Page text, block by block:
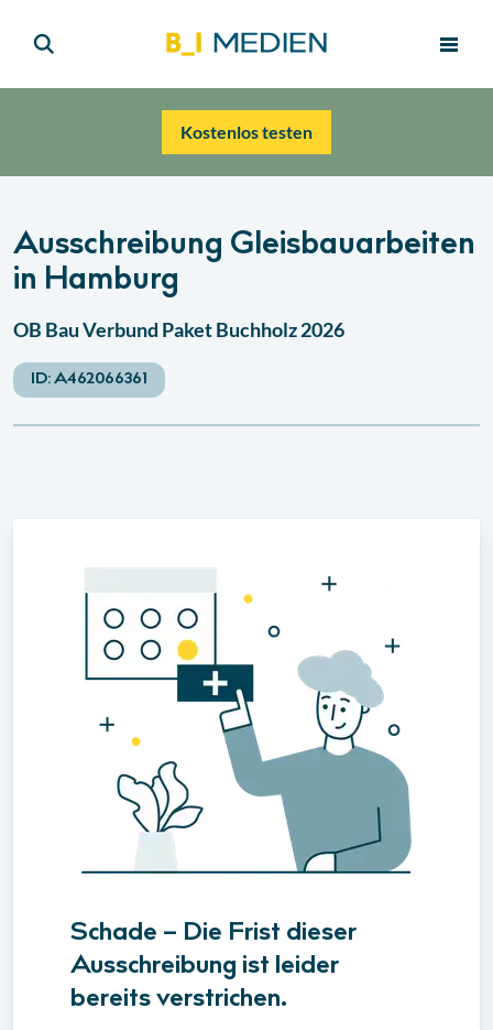
Kostenlos testen
Ausschreibung Gleisbauarbeiten
in Hamburg
OB Bau Verbund Paket Buchholz 2026
ID:A462066361
Schade – Die Frist dieser
Ausschreibung ist leider
bereits verstrichen.